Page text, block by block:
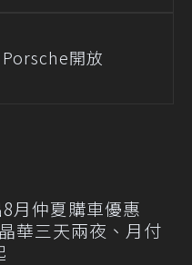
開放
8月仲夏購車優惠
華三天兩夜、月付